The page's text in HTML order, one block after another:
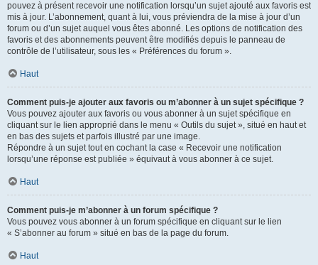
pouvez à présent recevoir une notification lorsqu’un sujet ajouté aux favoris est
mis à jour. L’abonnement, quant à lui, vous préviendra de la mise à jour d’un
forum ou d’un sujet auquel vous êtes abonné. Les options de notification des
favoris et des abonnements peuvent être modifiés depuis le panneau de
contrôle de l’utilisateur, sous les « Préférences du forum ».
Haut
Comment puis-je ajouter aux favoris ou m’abonner à un sujet spécifique ?
Vous pouvez ajouter aux favoris ou vous abonner à un sujet spécifique en
cliquant sur le lien approprié dans le menu « Outils du sujet », situé en haut et
en bas des sujets et parfois illustré par une image.
Répondre à un sujet tout en cochant la case « Recevoir une notification
lorsqu’une réponse est publiée » équivaut à vous abonner à ce sujet.
Haut
Comment puis-je m’abonner à un forum spécifique ?
Vous pouvez vous abonner à un forum spécifique en cliquant sur le lien
« S’abonner au forum » situé en bas de la page du forum.
Haut